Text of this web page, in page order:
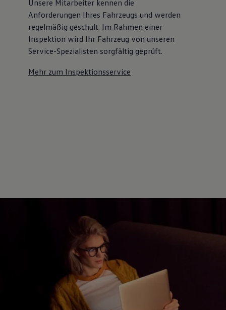
Unsere Mitarbeiter kennen die
Anforderungen Ihres Fahrzeugs und werden
regelmäßig geschult. Im Rahmen einer
Inspektion wird Ihr Fahrzeug von unseren
Service-Spezialisten sorgfältig geprüft.
Mehr zum Inspektionsservice